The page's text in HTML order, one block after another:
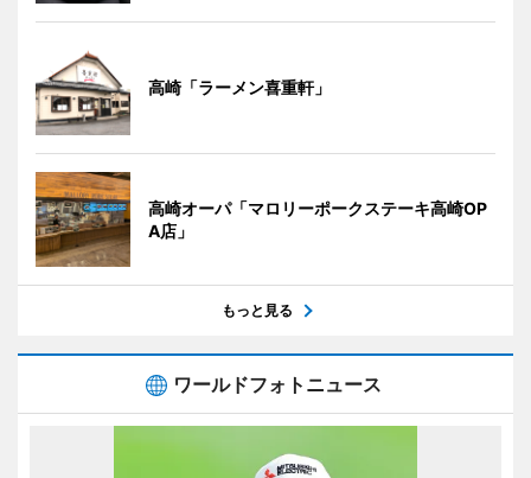
高崎「ラーメン喜重軒」
高崎オーパ「マロリーポークステーキ高崎OP
A店」
もっと見る
ワールドフォトニュース